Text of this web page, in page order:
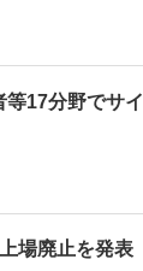
17分野でサイ
場廃止を発表